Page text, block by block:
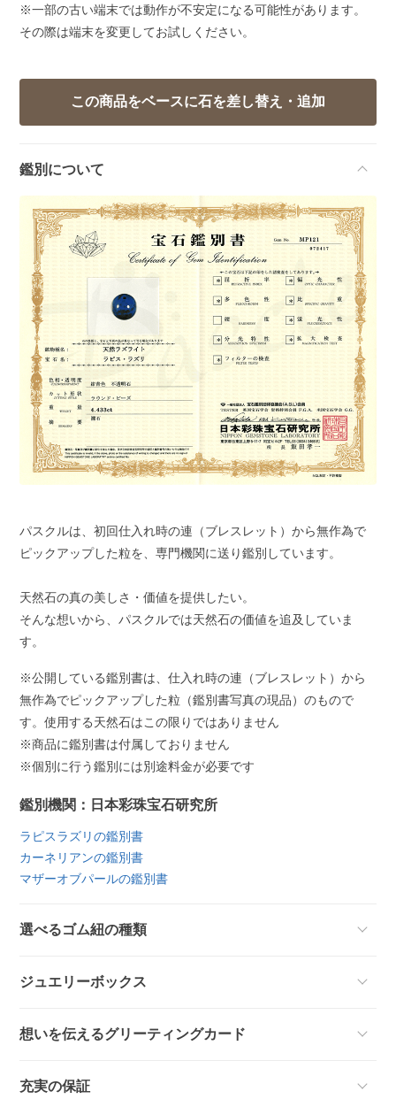
※一部の古い端末では動作が不安定になる可能性があります。
その際は端末を変更してお試しください。
鑑別について
パスクルは、初回仕入れ時の連（ブレスレット）から無作為で
ピックアップした粒を、専門機関に送り鑑別しています。
天然石の真の美しさ・価値を提供したい。
そんな想いから、パスクルでは天然石の価値を追及していま
す。
※公開している鑑別書は、仕入れ時の連（ブレスレット）から
無作為でピックアップした粒（鑑別書写真の現品）のもので
す。使用する天然石はこの限りではありません
※商品に鑑別書は付属しておりません
※個別に行う鑑別には別途料金が必要です
鑑別機関：日本彩珠宝石研究所
ラピスラズリの鑑別書
カーネリアンの鑑別書
マザーオブパールの鑑別書
選べるゴム紐の種類
ジュエリーボックス
想いを伝えるグリーティングカード
充実の保証